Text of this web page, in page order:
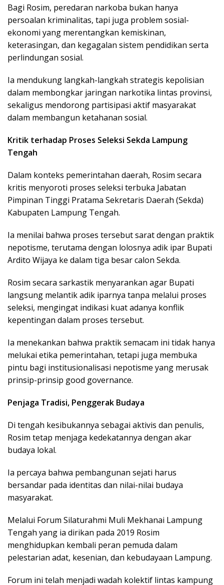
Bagi Rosim, peredaran narkoba bukan hanya
persoalan kriminalitas, tapi juga problem sosial-
ekonomi yang merentangkan kemiskinan,
keterasingan, dan kegagalan sistem pendidikan serta
perlindungan sosial.
Ia mendukung langkah-langkah strategis kepolisian
dalam membongkar jaringan narkotika lintas provinsi,
sekaligus mendorong partisipasi aktif masyarakat
dalam membangun ketahanan sosial.
Kritik terhadap Proses Seleksi Sekda Lampung
Tengah
Dalam konteks pemerintahan daerah, Rosim secara
kritis menyoroti proses seleksi terbuka Jabatan
Pimpinan Tinggi Pratama Sekretaris Daerah (Sekda)
Kabupaten Lampung Tengah.
Ia menilai bahwa proses tersebut sarat dengan praktik
nepotisme, terutama dengan lolosnya adik ipar Bupati
Ardito Wijaya ke dalam tiga besar calon Sekda.
Rosim secara sarkastik menyarankan agar Bupati
langsung melantik adik iparnya tanpa melalui proses
seleksi, mengingat indikasi kuat adanya konflik
kepentingan dalam proses tersebut.
Ia menekankan bahwa praktik semacam ini tidak hanya
melukai etika pemerintahan, tetapi juga membuka
pintu bagi institusionalisasi nepotisme yang merusak
prinsip-prinsip good governance.
Penjaga Tradisi, Penggerak Budaya
Di tengah kesibukannya sebagai aktivis dan penulis,
Rosim tetap menjaga kedekatannya dengan akar
budaya lokal.
Ia percaya bahwa pembangunan sejati harus
bersandar pada identitas dan nilai-nilai budaya
masyarakat.
Melalui Forum Silaturahmi Muli Mekhanai Lampung
Tengah yang ia dirikan pada 2019 Rosim
menghidupkan kembali peran pemuda dalam
pelestarian adat, kesenian, dan kebudayaan Lampung.
Forum ini telah menjadi wadah kolektif lintas kampung